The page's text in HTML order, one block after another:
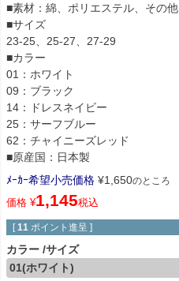
■素材：綿、ポリエステル、その他
■サイズ
23-25、25-27、27-29
■カラー
01：ホワイト
09：ブラック
14：ドレスネイビー
25：サーフブルー
62：チャイニーズレッド
■原産国：日本製
ﾒｰｶｰ希望小売価格 ¥1,650のところ
価格 ¥1,145税込
[ 11 ポイント進呈 ]
カラー サイズ
01(ホワイト)